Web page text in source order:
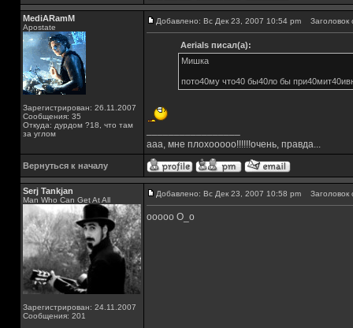
MediARamM
Apostate
Зарегистрирован: 26.11.2007
Сообщения: 35
Откуда: дурдом ?18, что там
за углом
Добавлено: Вс Дек 23, 2007 10:54 pm Заголовок
Aerials писал(а):
Мишка
пото40му что40 бы40ло бы
ааа, мне плохооооо!!!!!!очень, правда...
Вернуться к началу
Serj Tankjan
Man Who Can Get At All
Зарегистрирован: 24.11.2007
Сообщения: 201
Добавлено: Вс Дек 23, 2007 10:58 pm Заголовок
ооооо О_о